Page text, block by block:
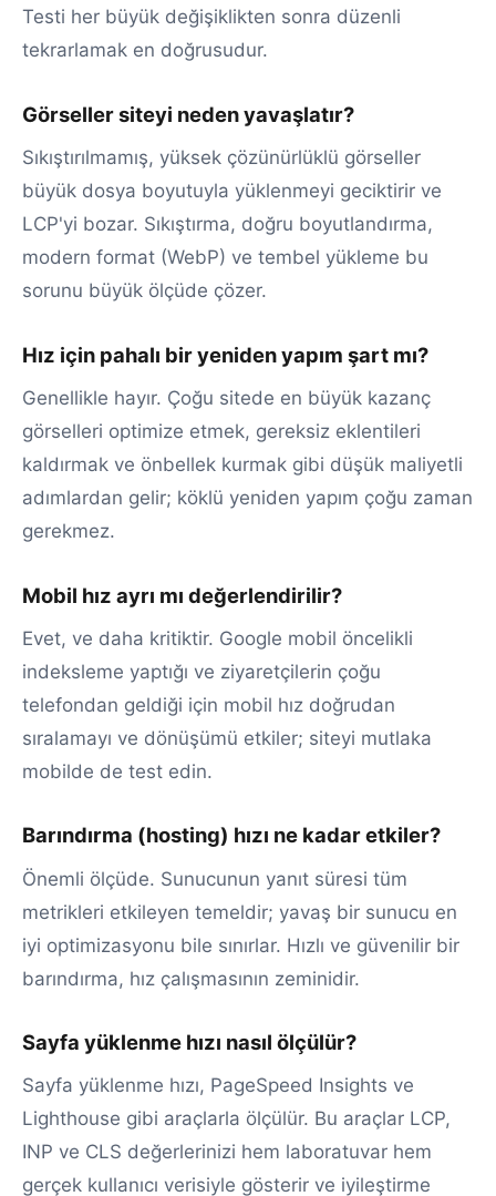
Testi her büyük değişiklikten sonra düzenli
tekrarlamak en doğrusudur.
Görseller siteyi neden yavaşlatır?
Sıkıştırılmamış, yüksek çözünürlüklü görseller
büyük dosya boyutuyla yüklenmeyi geciktirir ve
LCP'yi bozar. Sıkıştırma, doğru boyutlandırma,
modern format (WebP) ve tembel yükleme bu
sorunu büyük ölçüde çözer.
Hız için pahalı bir yeniden yapım şart mı?
Genellikle hayır. Çoğu sitede en büyük kazanç
görselleri optimize etmek, gereksiz eklentileri
kaldırmak ve önbellek kurmak gibi düşük maliyetli
adımlardan gelir; köklü yeniden yapım çoğu zaman
gerekmez.
Mobil hız ayrı mı değerlendirilir?
Evet, ve daha kritiktir. Google mobil öncelikli
indeksleme yaptığı ve ziyaretçilerin çoğu
telefondan geldiği için mobil hız doğrudan
sıralamayı ve dönüşümü etkiler; siteyi mutlaka
mobilde de test edin.
Barındırma (hosting) hızı ne kadar etkiler?
Önemli ölçüde. Sunucunun yanıt süresi tüm
metrikleri etkileyen temeldir; yavaş bir sunucu en
iyi optimizasyonu bile sınırlar. Hızlı ve güvenilir bir
barındırma, hız çalışmasının zeminidir.
Sayfa yüklenme hızı nasıl ölçülür?
Sayfa yüklenme hızı, PageSpeed Insights ve
Lighthouse gibi araçlarla ölçülür. Bu araçlar LCP,
INP ve CLS değerlerinizi hem laboratuvar hem
gerçek kullanıcı verisiyle gösterir ve iyileştirme